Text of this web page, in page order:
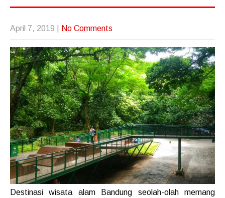
April 7, 2019 No Comments
Destinasi wisata alam Bandung seolah-olah memang